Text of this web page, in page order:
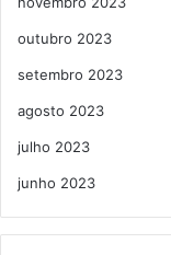
outubro 2023
setembro 2023
agosto 2023
julho 2023
junho 2023